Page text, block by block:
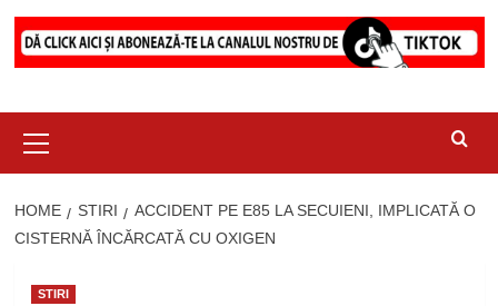
Menu
HOME STIRI
ACCIDENT PE E85 LA SECUIENI, IMPLICATĂ O
CISTERNĂ ÎNCĂRCATĂ CU OXIGEN
STIRI